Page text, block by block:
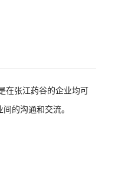
在张江药谷的企业均可
的沟通和交流。